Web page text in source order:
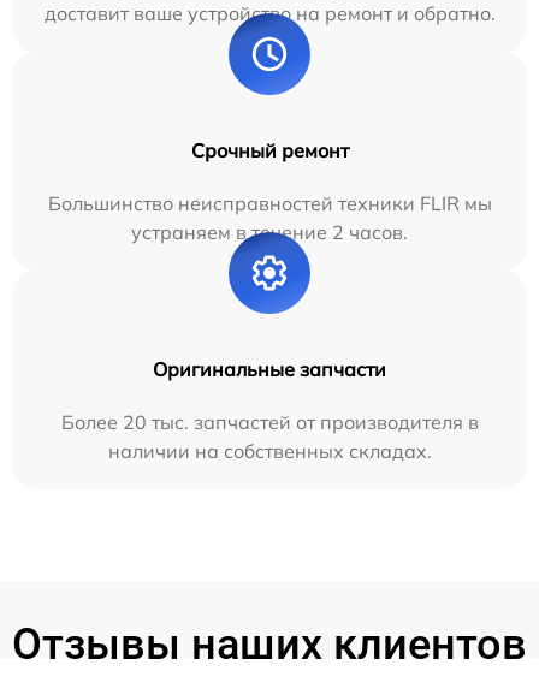
доставит ваше устройство на ремонт и обратно.
Срочный ремонт
Большинство неисправностей техники FLIR мы
устраняем в течение 2 часов.
Оригинальные запчасти
Более 20 тыс. запчастей от производителя в
наличии на собственных складах.
Отзывы наших клиентов